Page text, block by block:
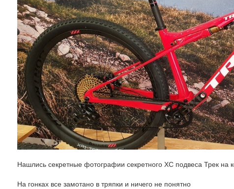
Нашлись секретные фотографии секретного ХС подвеса Трек
На гонках все замотано в тряпки и ничего не понятно